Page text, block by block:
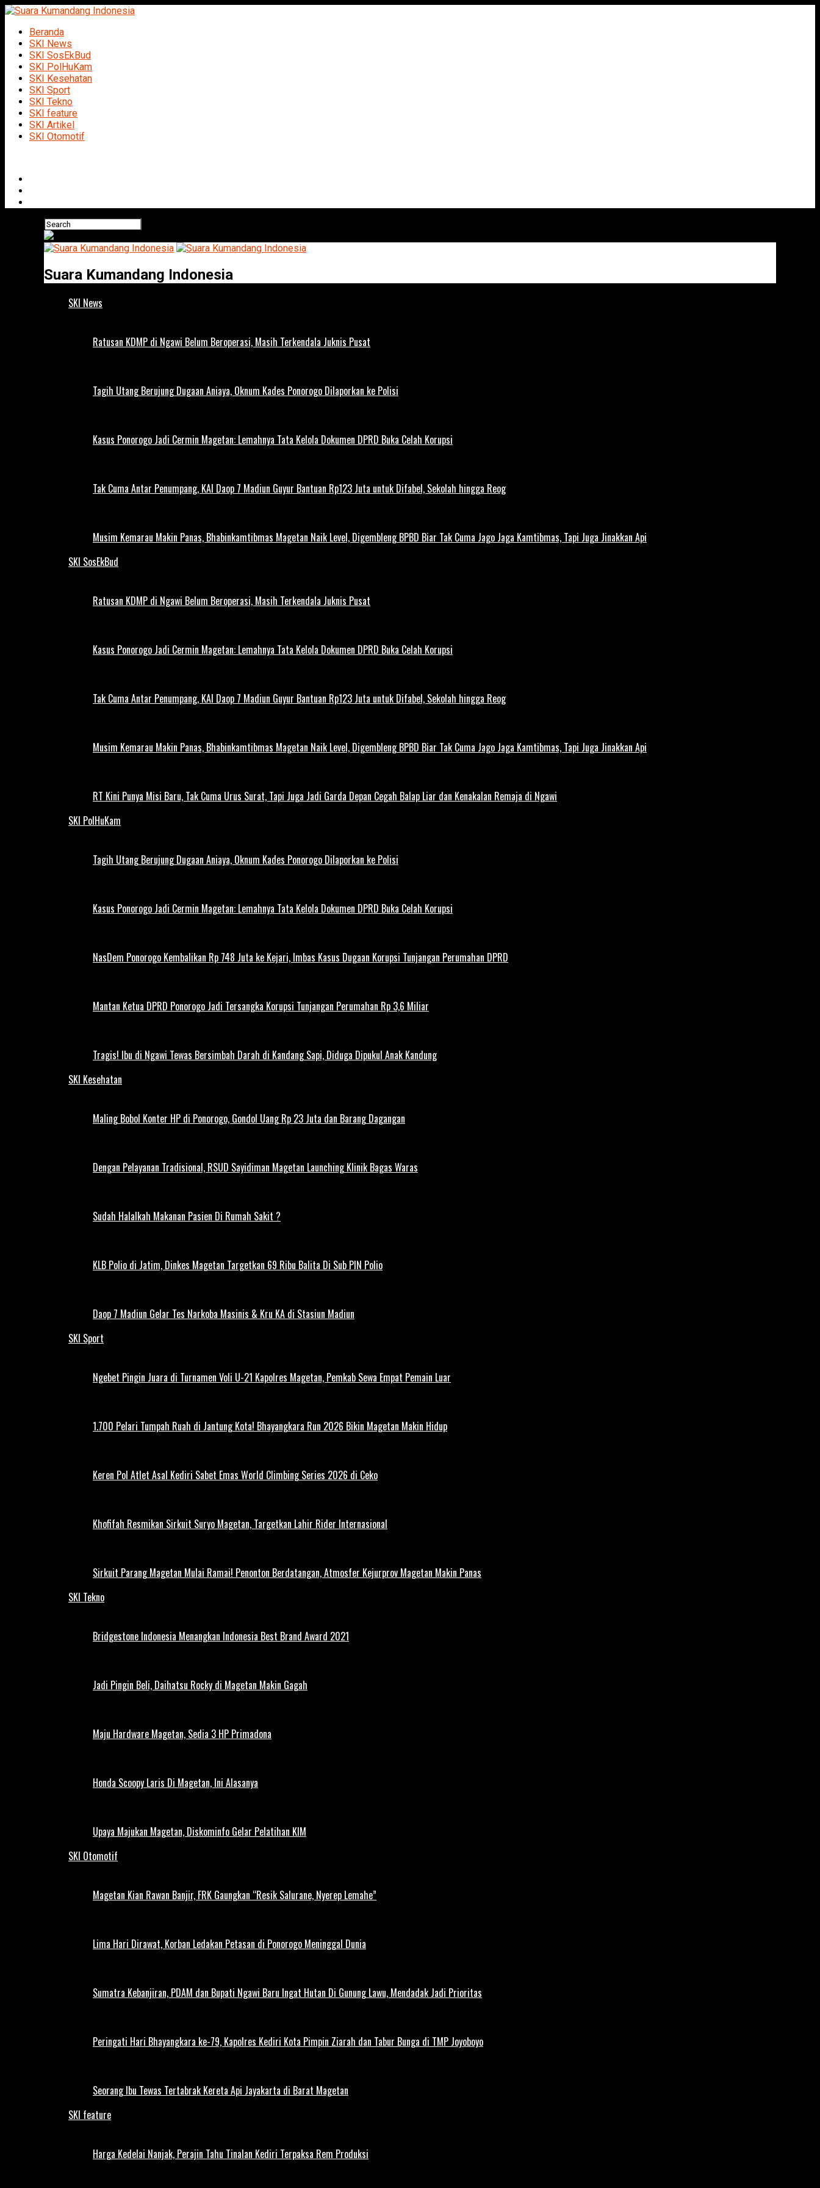
Beranda
SKI News
SKI SosEkBud
SKI PolHuKam
SKI Kesehatan
SKI Sport
SKI Tekno
SKI feature
SKI Artikel
SKI Otomotif
Suara Kumandang Indonesia
SKI News
Ratusan KDMP di Ngawi Belum Beroperasi, Masih Terkendala Juknis Pusat
Tagih Utang Berujung Dugaan Aniaya, Oknum Kades Ponorogo Dilaporkan ke Polisi
Kasus Ponorogo Jadi Cermin Magetan: Lemahnya Tata Kelola Dokumen DPRD Buka Celah Korupsi
Tak Cuma Antar Penumpang, KAI Daop 7 Madiun Guyur Bantuan Rp123 Juta untuk Difabel, Sekolah hingga Reog
Musim Kemarau Makin Panas, Bhabinkamtibmas Magetan Naik Level, Digembleng BPBD Biar Tak Cuma Jago Jaga Kamtibmas, Tapi Juga Jinakkan Api
SKI SosEkBud
Ratusan KDMP di Ngawi Belum Beroperasi, Masih Terkendala Juknis Pusat
Kasus Ponorogo Jadi Cermin Magetan: Lemahnya Tata Kelola Dokumen DPRD Buka Celah Korupsi
Tak Cuma Antar Penumpang, KAI Daop 7 Madiun Guyur Bantuan Rp123 Juta untuk Difabel, Sekolah hingga Reog
Musim Kemarau Makin Panas, Bhabinkamtibmas Magetan Naik Level, Digembleng BPBD Biar Tak Cuma Jago Jaga Kamtibmas, Tapi Juga Jinakkan Api
RT Kini Punya Misi Baru, Tak Cuma Urus Surat, Tapi Juga Jadi Garda Depan Cegah Balap Liar dan Kenakalan Remaja di Ngawi
SKI PolHuKam
Tagih Utang Berujung Dugaan Aniaya, Oknum Kades Ponorogo Dilaporkan ke Polisi
Kasus Ponorogo Jadi Cermin Magetan: Lemahnya Tata Kelola Dokumen DPRD Buka Celah Korupsi
NasDem Ponorogo Kembalikan Rp 748 Juta ke Kejari, Imbas Kasus Dugaan Korupsi Tunjangan Perumahan DPRD
Mantan Ketua DPRD Ponorogo Jadi Tersangka Korupsi Tunjangan Perumahan Rp 3,6 Miliar
Tragis! Ibu di Ngawi Tewas Bersimbah Darah di Kandang Sapi, Diduga Dipukul Anak Kandung
SKI Kesehatan
Maling Bobol Konter HP di Ponorogo, Gondol Uang Rp 23 Juta dan Barang Dagangan
Dengan Pelayanan Tradisional, RSUD Sayidiman Magetan Launching Klinik Bagas Waras
Sudah Halalkah Makanan Pasien Di Rumah Sakit ?
KLB Polio di Jatim, Dinkes Magetan Targetkan 69 Ribu Balita Di Sub PIN Polio
Daop 7 Madiun Gelar Tes Narkoba Masinis & Kru KA di Stasiun Madiun
SKI Sport
Ngebet Pingin Juara di Turnamen Voli U-21 Kapolres Magetan, Pemkab Sewa Empat Pemain Luar
1.700 Pelari Tumpah Ruah di Jantung Kota! Bhayangkara Run 2026 Bikin Magetan Makin Hidup
Keren Pol Atlet Asal Kediri Sabet Emas World Climbing Series 2026 di Ceko
Khofifah Resmikan Sirkuit Suryo Magetan, Targetkan Lahir Rider Internasional
Sirkuit Parang Magetan Mulai Ramai! Penonton Berdatangan, Atmosfer Kejurprov Magetan Makin Panas
SKI Tekno
Bridgestone Indonesia Menangkan Indonesia Best Brand Award 2021
Jadi Pingin Beli, Daihatsu Rocky di Magetan Makin Gagah
Maju Hardware Magetan, Sedia 3 HP Primadona
Honda Scoopy Laris Di Magetan, Ini Alasanya
Upaya Majukan Magetan, Diskominfo Gelar Pelatihan KIM
SKI Otomotif
Magetan Kian Rawan Banjir, FRK Gaungkan “Resik Salurane, Nyerep Lemahe”
Lima Hari Dirawat, Korban Ledakan Petasan di Ponorogo Meninggal Dunia
Sumatra Kebanjiran, PDAM dan Bupati Ngawi Baru Ingat Hutan Di Gunung Lawu, Mendadak Jadi Prioritas
Peringati Hari Bhayangkara ke-79, Kapolres Kediri Kota Pimpin Ziarah dan Tabur Bunga di TMP Joyoboyo
Seorang Ibu Tewas Tertabrak Kereta Api Jayakarta di Barat Magetan
SKI feature
Harga Kedelai Nanjak, Perajin Tahu Tinalan Kediri Terpaksa Rem Produksi